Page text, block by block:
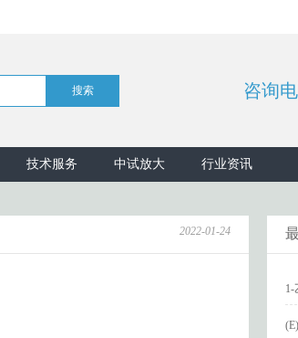
咨询
技术服务 中试放大 行业资讯
2022-01-24